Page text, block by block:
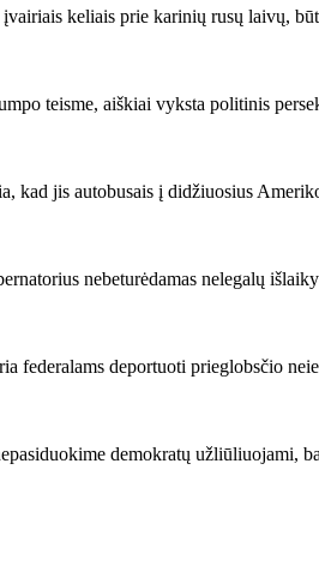
keliais prie karinių rusų laivų,
teisme, aiškiai vyksta politinis
kad jis autobusais į didžiuosius
nebeturėdamas nelegalų
federalams deportuoti prieglobsčio
demokratų užliūliuojami,